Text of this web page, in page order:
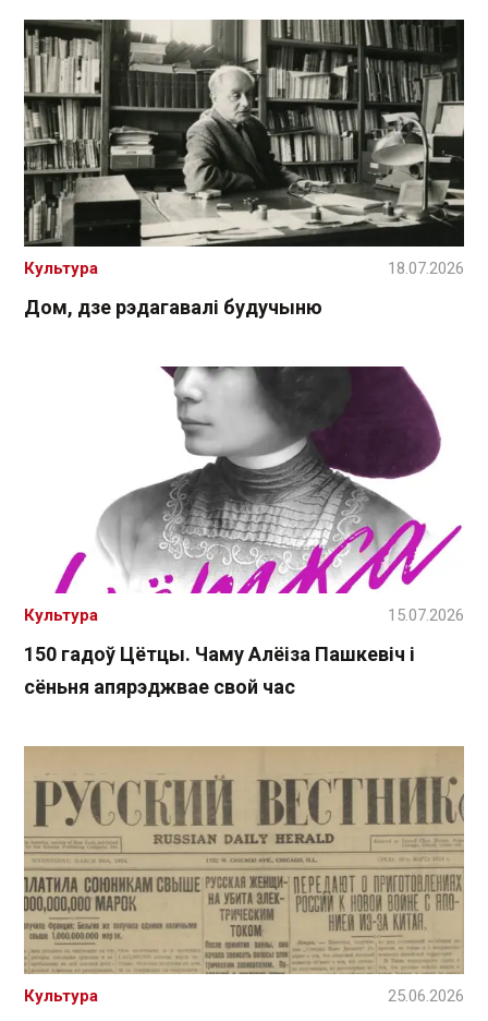
Дом, дзе рэдагавалі будучыню
Культура 18.07.2026
150 гадоў Цётцы. Чаму Алёіза Пашкевіч і
сёньня апярэджвае свой час
Культура 15.07.2026
Культура 25.06.2026